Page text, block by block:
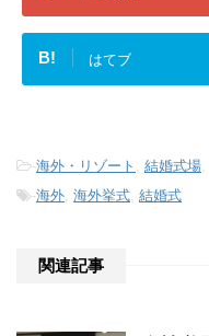
B! はてブ
-海外・リゾート , 結婚式場,
-海外, 海外挙式, 結婚式
関連記事